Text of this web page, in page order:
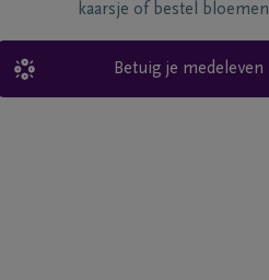
kaarsje of bestel bloemen
Betuig je medeleven